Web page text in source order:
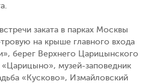
заката в парках Москвы
на крыше главного входа
берег Верхнего Царицынского
«Царицыно», музей-заповедник
«Кусково», Измайловский